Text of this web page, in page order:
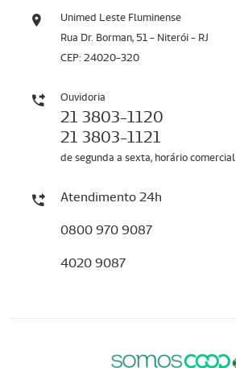
Unimed Leste Fluminense
Rua Dr. Borman, 51 - Niterói - RJ
CEP: 24020-320
Ouvidoria
21 3803-1120
21 3803-1121
de segunda a sexta, horário comercial
Atendimento 24h
0800 970 9087
4020 9087